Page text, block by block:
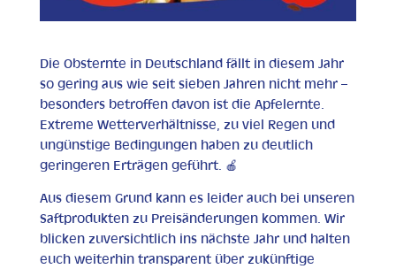
Die Obsternte in Deutschland fällt in diesem Jahr
so gering aus wie seit sieben Jahren nicht mehr –
besonders betroffen davon ist die Apfelernte.
Extreme Wetterverhältnisse, zu viel Regen und
ungünstige Bedingungen haben zu deutlich
geringeren Erträgen geführt. 🍎
Aus diesem Grund kann es leider auch bei unseren
Saftprodukten zu Preisänderungen kommen. Wir
blicken zuversichtlich ins nächste Jahr und halten
euch weiterhin transparent über zukünftige